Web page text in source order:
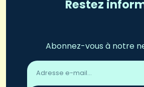
Restez
Abonnez-vous à notre
Adresse
email